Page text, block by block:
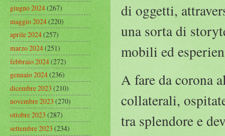
di oggetti,
una sorta di
mobili ed
A fare da corona
collaterali,
tra splendore e
giugno 2024(267)
maggio 2024(220)
aprile 2024(257)
marzo 2024(251)
febbraio 2024(272)
gennaio 2024(236)
dicembre 2023(210)
novembre 2023(270)
ottobre 2023(287)
settembre 2023(234)